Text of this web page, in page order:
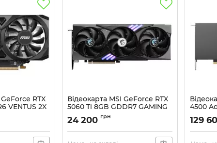
RTX
VENTUS 2X
Відеокарта MSI GeForce RTX
5060 Ti 8GB GDDR7 GAMING
Артикул: 912-V536-004
24 200 грн
4500
Артикул:
129